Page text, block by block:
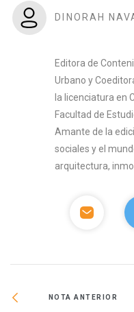
DINORAH
Editora de
Urbano y
la licenciatura en
Facultad de
Amante de la
sociales y el
arquitectura,
NOTA ANTERIOR